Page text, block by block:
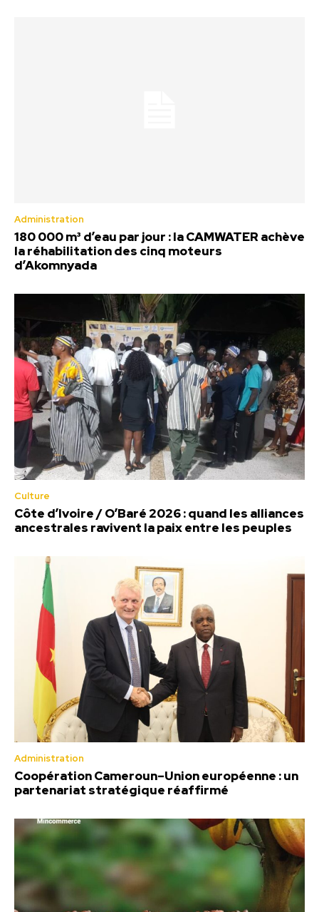
Administration
180 000 m³ d’eau par jour : la CAMWATER achève
la réhabilitation des cinq moteurs
d’Akomnyada
Culture
Côte d’Ivoire / O’Baré 2026 : quand les alliances
ancestrales ravivent la paix entre les peuples
Administration
Coopération Cameroun–Union européenne : un
partenariat stratégique réaffirmé